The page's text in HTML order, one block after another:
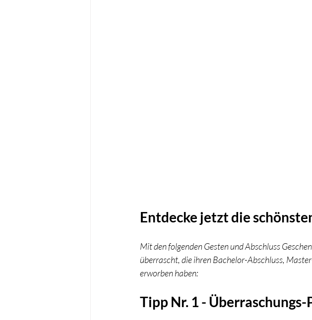
Entdecke jetzt die
Mit den folgenden Gesten und Abschluss
überrascht, die ihren Bachelor-Abschluss,
erworben haben:
Tipp Nr. 1 -